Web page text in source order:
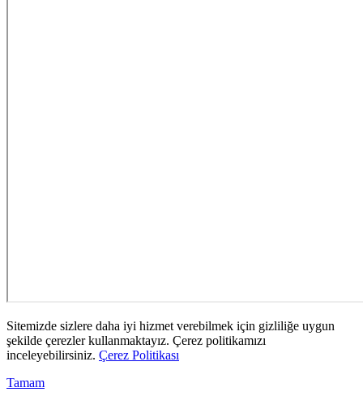
Sitemizde sizlere daha iyi hizmet verebilmek için gizliliğe uygun
şekilde çerezler kullanmaktayız. Çerez politikamızı
inceleyebilirsiniz. Çerez Politikası
Tamam